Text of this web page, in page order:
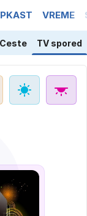
VREME
Ceste TV spored